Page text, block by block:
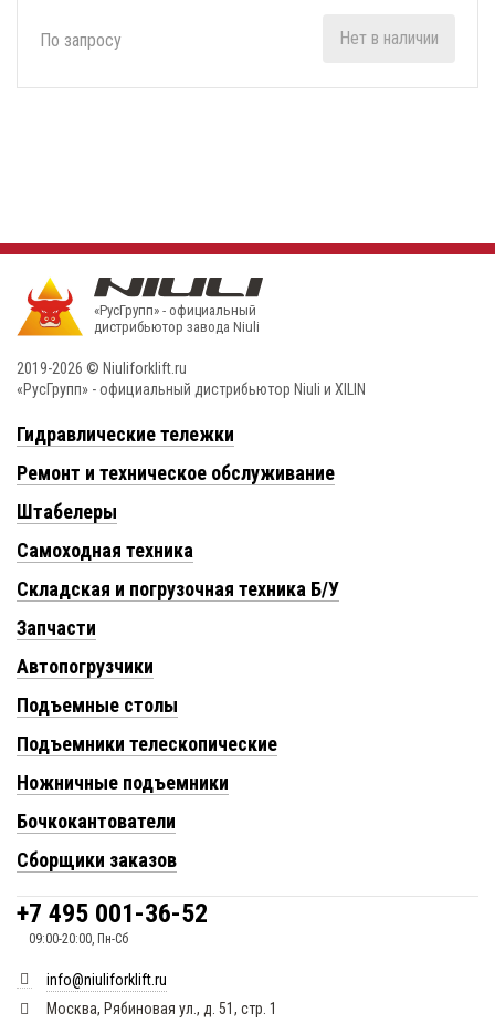
По запросу Нет в наличии
«РусГрупп» - официальный
диcтрибьютор завода Niuli
2019-2026 © Niuliforklift.ru
«РусГрупп» - официальный диcтрибьютор Niuli и XILIN
Гидравлические тележки
Ремонт и техническое обслуживание
Штабелеры
Самоходная техника
Складская и погрузочная техника Б/У
Запчасти
Автопогрузчики
Подъемные столы
Подъемники телескопические
Ножничные подъемники
Бочкокантователи
Сборщики заказов
+7 495 001-36-52
09:00-20:00, Пн-Сб
info@niuliforklift.ru
Москва, Рябиновая ул., д. 51, стр. 1